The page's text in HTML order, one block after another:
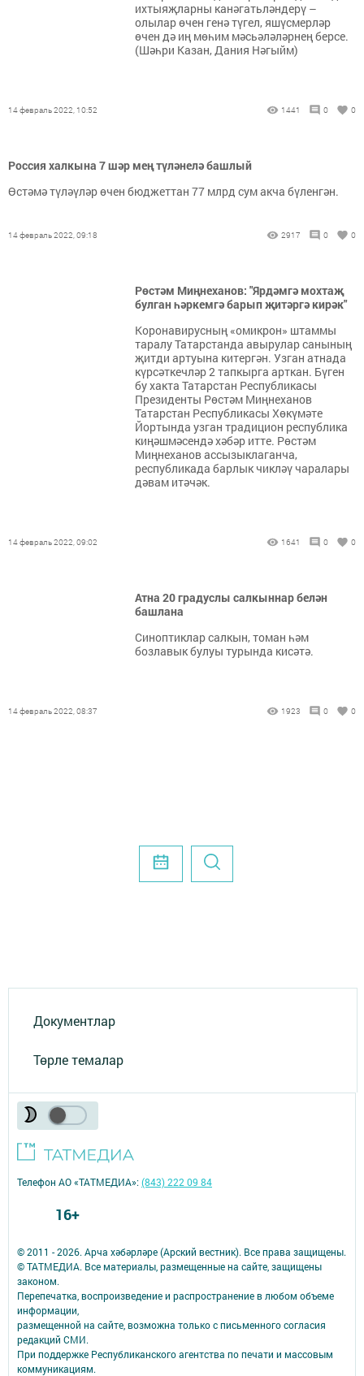
ихтыяҗларны канәгатьләндерү –
олылар өчен генә түгел, яшүсмерләр
өчен дә иң мөһим мәсьәләләрнең берсе.
(Шәһри Казан, Дания Нәгыйм)
14 февраль 2022, 10:52 1441 0 0
Россия халкына 7 шәр мең түләнелә башлый
Өстәмә түләүләр өчен бюджеттан 77 млрд сум акча бүленгән.
14 февраль 2022, 09:18 2917 0 0
Рөстәм Миңнеханов: "Ярдәмгә мохтаҗ
булган һәркемгә барып җитәргә кирәк"
Коронавирусның «омикрон» штаммы
таралу Татарстанда авырулар санының
җитди артуына китергән. Узган атнада
күрсәткечләр 2 тапкырга арткан. Бүген
бу хакта Татарстан Республикасы
Президенты Рөстәм Миңнеханов
Татарстан Республикасы Хөкүмәте
Йортында узган традицион республика
киңәшмәсендә хәбәр итте. Рөстәм
Миңнеханов ассызыклаганча,
республикада барлык чикләү чаралары
дәвам итәчәк.
14 февраль 2022, 09:02 1641 0 0
Атна 20 градуслы салкыннар белән
башлана
Синоптиклар салкын, томан һәм
бозлавык булуы турында кисәтә.
14 февраль 2022, 08:37 1923 0 0
Документлар
Төрле темалар
© 2011 - 2026. Арча хәбәрләре (Арский вестник). Все права защищены.
© ТАТМЕДИА. Все материалы, размещенные на сайте, защищены
законом.
Перепечатка, воспроизведение и распространение в любом объеме
информации,
размещенной на сайте, возможна только с письменного согласия
редакций СМИ.
При поддержке Республиканского агентства по печати и массовым
коммуникациям.
Телефон АО «ТАТМЕДИА»:(843) 222 09 84
16+